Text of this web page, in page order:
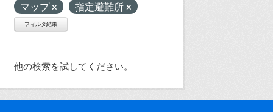
マップ
指定避難所
フィルタ結果
他の検索を試してください。